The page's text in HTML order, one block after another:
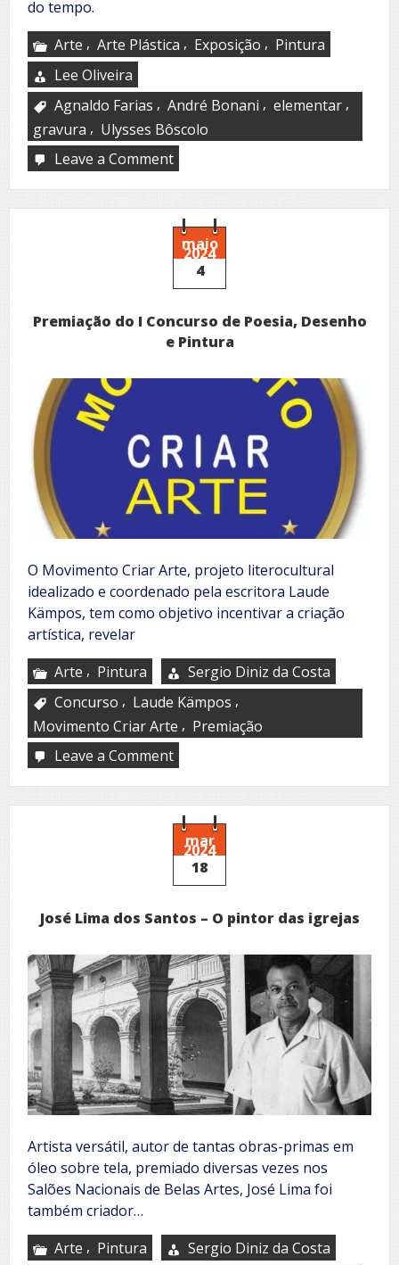
do tempo.
Arte , Arte Plástica , Exposição , Pintura
Lee Oliveira
Agnaldo Farias , André Bonani , elementar ,
gravura , Ulysses Bôscolo
Leave a Commenton
Eco
de
Antigas
Palavras
maio
2024
4
Premiação do I Concurso de Poesia, Desenho
e Pintura
O Movimento Criar Arte, projeto literocultural
idealizado e coordenado pela escritora Laude
Kämpos, tem como objetivo incentivar a criação
artística, revelar
Arte , Pintura
Sergio Diniz da Costa
Concurso , Laude Kämpos ,
Movimento Criar Arte , Premiação
Leave a Commenton
do
I
Concurso
de
Poesia,
Desenho
e
mar
2024
18
José Lima dos Santos – O pintor das igrejas
Artista versátil, autor de tantas obras-primas em
óleo sobre tela, premiado diversas vezes nos
Salões Nacionais de Belas Artes, José Lima foi
também criador…
Arte , Pintura
Sergio Diniz da Costa